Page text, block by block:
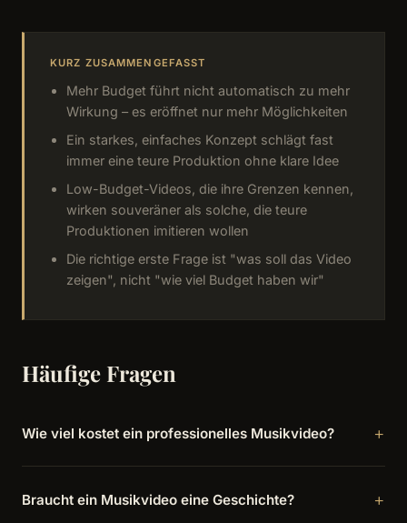
KURZ ZUSAMMENGEFASST
Mehr Budget führt nicht automatisch zu mehr
Wirkung – es eröffnet nur mehr Möglichkeiten
Ein starkes, einfaches Konzept schlägt fast
immer eine teure Produktion ohne klare Idee
Low-Budget-Videos, die ihre Grenzen kennen,
wirken souveräner als solche, die teure
Produktionen imitieren wollen
Die richtige erste Frage ist "was soll das Video
zeigen", nicht "wie viel Budget haben wir"
Häufige Fragen
Wie viel kostet ein professionelles Musikvideo?
Braucht ein Musikvideo eine Geschichte?